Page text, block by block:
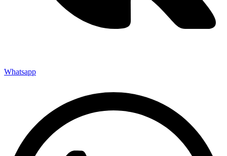
Whatsapp